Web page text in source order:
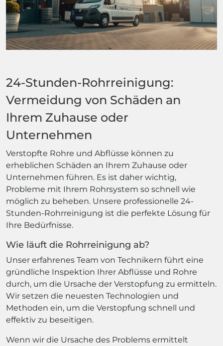
24-Stunden-Rohrreinigung:
Vermeidung von Schäden an
Ihrem Zuhause oder
Unternehmen
Verstopfte Rohre und Abflüsse können zu
erheblichen Schäden an Ihrem Zuhause oder
Unternehmen führen. Es ist daher wichtig,
Probleme mit Ihrem Rohrsystem so schnell wie
möglich zu beheben. Unsere professionelle 24-
Stunden-Rohrreinigung ist die perfekte Lösung für
Ihre Bedürfnisse.
Wie läuft die Rohrreinigung ab?
Unser erfahrenes Team von Technikern führt eine
gründliche Inspektion Ihrer Abflüsse und Rohre
durch, um die Ursache der Verstopfung zu ermitteln.
Wir setzen die neuesten Technologien und
Methoden ein, um die Verstopfung schnell und
effektiv zu beseitigen.
Wenn wir die Ursache des Problems ermittelt